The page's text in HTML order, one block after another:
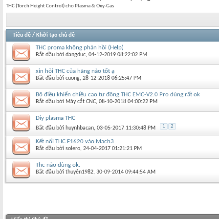
THC (Torch Height Control) cho Plasma & Oxy-Gas
Tiêu đề / Khởi tạo chủ đề
THC proma không phản hồi (Help)
Bắt đầu bởi dangduc‎, 04-12-2019 08:22:02 PM
xin hỏi THC của hãng nào tốt ạ
Bắt đầu bởi cuong‎, 28-12-2018 06:25:47 PM
Bộ điều khiển chiều cao tự động THC EMC-V2.0 Pro dùng rất ok
Bắt đầu bởi Máy cắt CNC‎, 08-10-2018 04:00:22 PM
Diy plasma THC
Bắt đầu bởi huynhbacan‎, 03-05-2017 11:30:48 PM 1 2
Kết nối THC F1620 vào Mach3
Bắt đầu bởi solero‎, 24-04-2017 01:21:21 PM
Thc nào dùng ok.
Bắt đầu bởi thuyên1982‎, 30-09-2014 09:44:54 AM